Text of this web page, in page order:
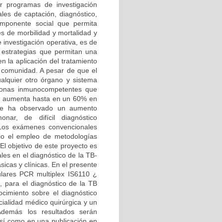
de investigación
de captación, diagnóstico,
social que permita
de morbilidad y mortalidad y
operativa, es de
que permitan una
la aplicación del tratamiento
A pesar de que el
otro órgano y sistema
inmunocompetentes que
hasta en un 60% en
ha observado un aumento
de difícil diagnóstico
exámenes convencionales
el empleo de metodologías
objetivo de este proyecto es
en el diagnóstico de la TB-
y clínicas. En el presente
PCR multiplex IS6110 ¿
para el diagnóstico de la TB
sobre el diagnóstico
médico quirúrgica y un
los resultados serán